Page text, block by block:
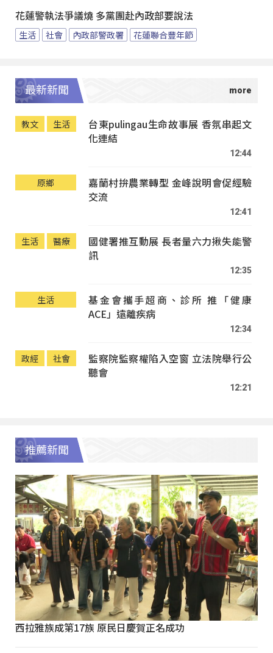
花蓮警執法爭議燒 多黨團赴內政部要說法
生活 社會 內政部警政署 花蓮聯合豐年節
最新新聞
教文 生活
台東pulingau生命故事展 香氛串起文
化連結
12:44
原鄉
嘉蘭村拚農業轉型 金峰說明會促經驗
交流
12:41
生活 醫療
國健署推互動展 長者量六力揪失能警
訊
12:35
生活
基金會攜手超商、診所 推「健康
ACE」遠離疾病
12:34
政經 社會
監察院監察權陷入空窗 立法院舉行公
聽會
12:21
推薦新聞
西拉雅族成第17族 原民日慶賀正名成功